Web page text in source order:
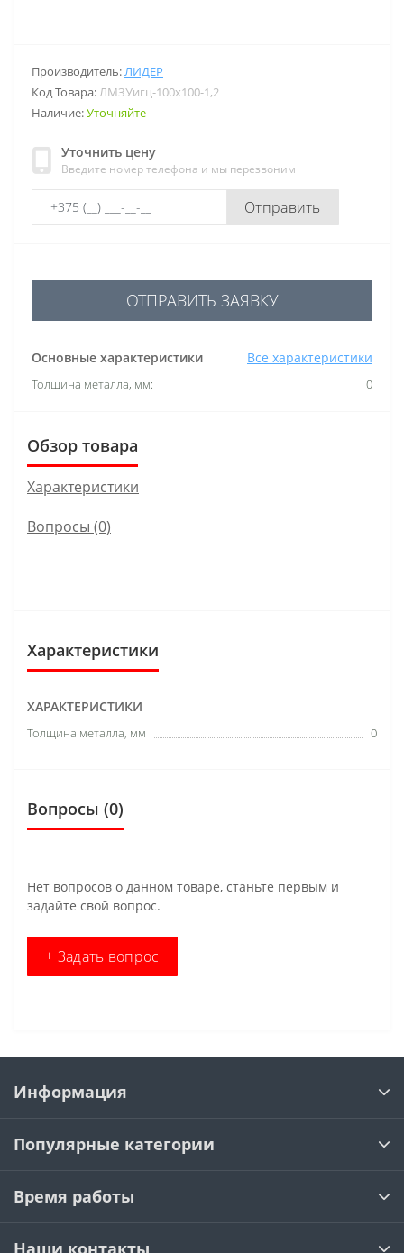
Производитель:ЛИДЕР
Код Товара:ЛМЗУигц-100х100-1,2
Наличие:Уточняйте
Уточнить цену
Введите номер телефона и мы перезвоним
Отправить
Основные характеристики Все характеристики
Толщина металла, мм: 0
ОТПРАВИТЬ ЗАЯВКУ
Обзор товара
Характеристики
Вопросы (0)
Характеристики
ХАРАКТЕРИСТИКИ
Толщина металла, мм 0
Вопросы (0)
Нет вопросов о данном товаре, станьте первым и
задайте свой вопрос.
+ Задать вопрос
Информация
Популярные категории
Время работы
Наши контакты